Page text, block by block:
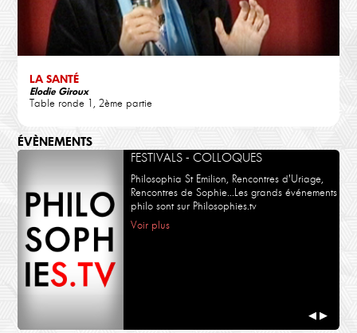
LA SANTÉ
Elodie Giroux
Table ronde 1, 2ème partie
ÉVÈNEMENTS
FESTIVALS - COLLOQUES
Philosophia St Emilion, Rencontres d'Uriage,
Rencontres de Sophie...Les grands événements
philo sont sur Philosophies.tv
Voir plus
◀ ▶